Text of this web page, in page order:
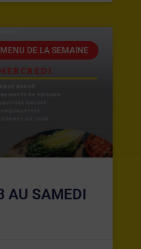
MENU DE LA SEMAINE
AU SAMEDI